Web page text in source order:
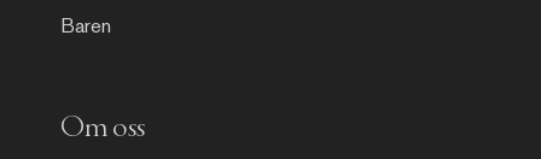
Baren
Om oss